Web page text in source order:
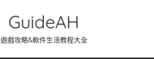
GuideAH
遊戲攻略&軟件生活教程大全